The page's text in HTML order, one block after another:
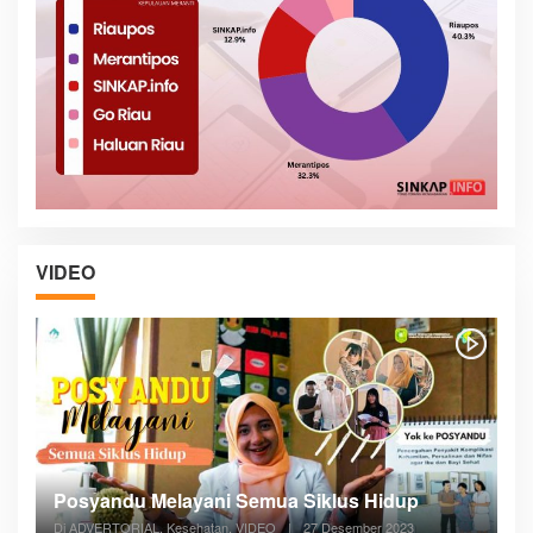
VIDEO
Posyandu Melayani Semua Siklus Hidup
Di ADVERTORIAL, Kesehatan, VIDEO | 27 Desember 2023